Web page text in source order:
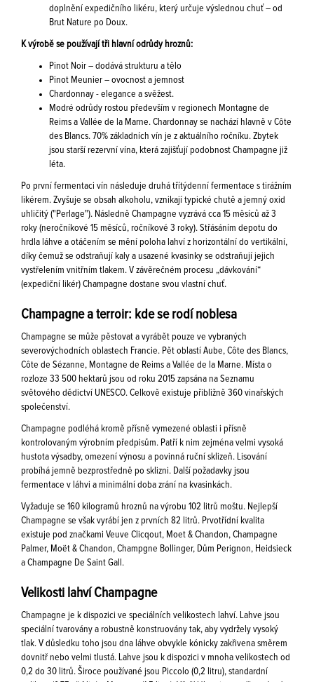
doplnění expedičního likéru, který určuje výslednou chuť – od
Brut Nature po Doux.
K výrobě se používají tři hlavní odrůdy hroznů:
Pinot Noir – dodává strukturu a tělo
Pinot Meunier – ovocnost a jemnost
Chardonnay - elegance a svěžest.
Modré odrůdy rostou především v regionech Montagne de
Reims a Vallée de la Marne. Chardonnay se nachází hlavně v Côte
des Blancs. 70% základních vín je z aktuálního ročníku. Zbytek
jsou starší rezervní vína, která zajišťují podobnost Champagne již
léta.
Po první fermentaci vín následuje druhá třítýdenní fermentace s tirážním
likérem. Zvyšuje se obsah alkoholu, vznikají typické chutě a jemný oxid
uhličitý ("Perlage"). Následně Champagne vyzrává cca 15 měsíců až 3
roky (neročníkové 15 měsíců, ročníkové 3 roky). Střásáním depotu do
hrdla láhve a otáčením se mění poloha lahví z horizontální do vertikální,
díky čemuž se odstraňují kaly a usazené kvasinky se odstraňují jejich
vystřelením vnitřním tlakem. V závěrečném procesu „dávkování“
(expediční likér) Champagne dostane svou vlastní chuť.
Champagne a terroir: kde se rodí noblesa
Champagne se může pěstovat a vyrábět pouze ve vybraných
severovýchodních oblastech Francie. Pět oblastí Aube, Côte des Blancs,
Côte de Sézanne, Montagne de Reims a Vallée de la Marne. Místa o
rozloze 33 500 hektarů jsou od roku 2015 zapsána na Seznamu
světového dědictví UNESCO. Celkově existuje přibližně 360 vinařských
společenství.
Champagne podléhá kromě přísně vymezené oblasti i přísně
kontrolovaným výrobním předpisům. Patří k nim zejména velmi vysoká
hustota výsadby, omezení výnosu a povinná ruční sklizeň. Lisování
probíhá jemně bezprostředně po sklizni. Další požadavky jsou
fermentace v láhvi a minimální doba zrání na kvasinkách.
Vyžaduje se 160 kilogramů hroznů na výrobu 102 litrů moštu. Nejlepší
Champagne se však vyrábí jen z prvních 82 litrů. Prvotřídní kvalita
existuje pod značkami Veuve Clicqout, Moet & Chandon, Champagne
Palmer, Moët & Chandon, Champgne Bollinger, Dům Perignon, Heidsieck
a Champagne De Saint Gall.
Velikosti lahví Champagne
Champagne je k dispozici ve speciálních velikostech lahví. Lahve jsou
speciální tvarovány a robustně konstruovány tak, aby vydržely vysoký
tlak. V důsledku toho jsou dna láhve obvykle kónicky zakřivena směrem
dovnitř nebo velmi tlustá. Lahve jsou k dispozici v mnoha velikostech od
0,2 do 30 litrů. Široce používané jsou Piccolo (0,2 litru), standardní